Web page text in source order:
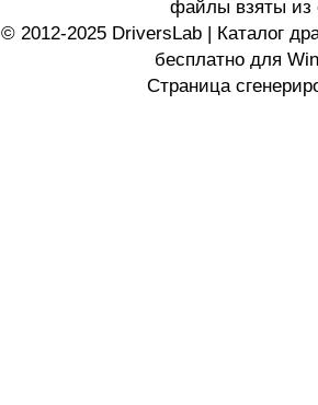
файлы взяты из
© 2012-2025 DriversLab | Каталог
бесплатно для
Страница